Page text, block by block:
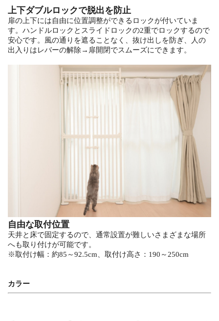
上下ダブルロックで脱出を防止
扉の上下には自由に位置調整ができるロックが付いていま
す。ハンドルロックとスライドロックの2重でロックするので
安心です。風の通りを遮ることなく、抜け出しを防ぎ、人の
出入りはレバーの解除→扉開閉でスムーズにできます。
自由な取付位置
天井と床で固定するので、通常設置が難しいさまざまな場所
へも取り付けが可能です。
※取付け幅：約85～92.5cm、取付け高さ：190～250cm
カラー